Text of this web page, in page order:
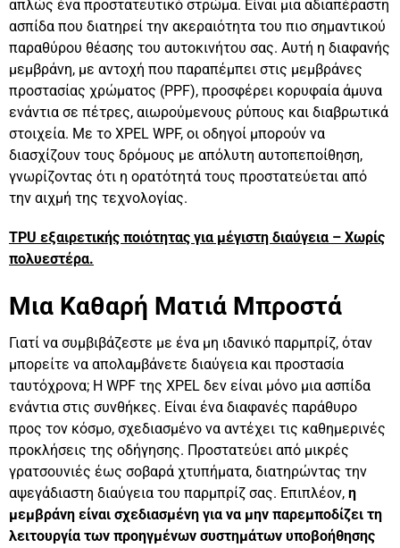
απλώς ένα προστατευτικό στρώμα. Είναι μια αδιαπέραστη
ασπίδα που διατηρεί την ακεραιότητα του πιο σημαντικού
παραθύρου θέασης του αυτοκινήτου σας. Αυτή η διαφανής
μεμβράνη, με αντοχή που παραπέμπει στις μεμβράνες
προστασίας χρώματος (PPF), προσφέρει κορυφαία άμυνα
ενάντια σε πέτρες, αιωρούμενους ρύπους και διαβρωτικά
στοιχεία. Με το XPEL WPF, οι οδηγοί μπορούν να
διασχίζουν τους δρόμους με απόλυτη αυτοπεποίθηση,
γνωρίζοντας ότι η ορατότητά τους προστατεύεται από
την αιχμή της τεχνολογίας.
TPU εξαιρετικής ποιότητας για μέγιστη διαύγεια – Χωρίς
πολυεστέρα.
Μια Καθαρή Ματιά Μπροστά
Γιατί να συμβιβάζεστε με ένα μη ιδανικό παρμπρίζ, όταν
μπορείτε να απολαμβάνετε διαύγεια και προστασία
ταυτόχρονα; Η WPF της XPEL δεν είναι μόνο μια ασπίδα
ενάντια στις συνθήκες. Είναι ένα διαφανές παράθυρο
προς τον κόσμο, σχεδιασμένο να αντέχει τις καθημερινές
προκλήσεις της οδήγησης. Προστατεύει από μικρές
γρατσουνιές έως σοβαρά χτυπήματα, διατηρώντας την
αψεγάδιαστη διαύγεια του παρμπρίζ σας. Επιπλέον, η
μεμβράνη είναι σχεδιασμένη για να μην παρεμποδίζει τη
λειτουργία των προηγμένων συστημάτων υποβοήθησης